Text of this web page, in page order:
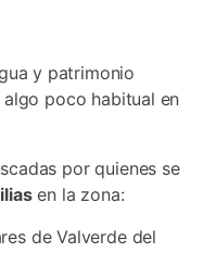
y patrimonio
poco habitual en
por quienes se
en la zona:
de Valverde del